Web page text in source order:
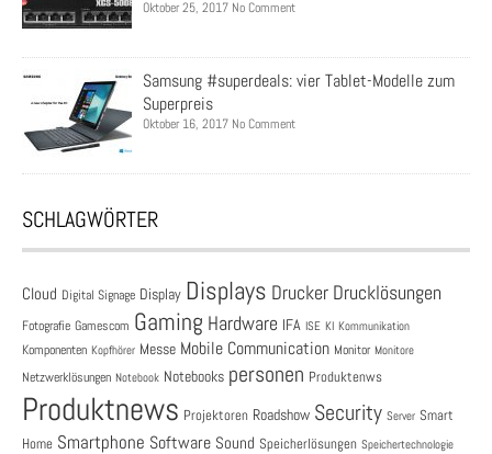
Oktober 25, 2017 No Comment
Samsung #superdeals: vier Tablet-Modelle zum
Superpreis
Oktober 16, 2017 No Comment
SCHLAGWÖRTER
Cloud Digital Signage Display Displays Drucker Drucklösungen
Fotografie Gamescom Gaming Hardware IFA ISE KI Kommunikation
Komponenten Kopfhörer Messe Mobile Communication Monitor Monitore
Netzwerklösungen Notebook Notebooks personen Produktenws
Produktnews Projektoren Roadshow Security Server Smart
Home Smartphone Software Sound Speicherlösungen Speichertechnologie